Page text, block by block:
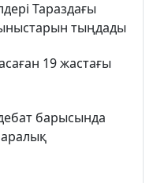
Тараздағы
тыңдады
19 жастағы
барысында